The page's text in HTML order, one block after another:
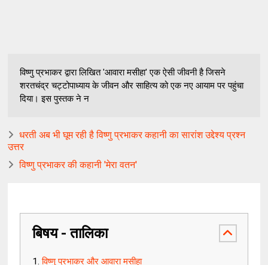
विष्णु प्रभाकर द्वारा लिखित 'आवारा मसीहा' एक ऐसी जीवनी है जिसने
शरतचंद्र चट्टोपाध्याय के जीवन और साहित्य को एक नए आयाम पर पहुंचा
दिया। इस पुस्तक ने न
धरती अब भी घूम रही है विष्णु प्रभाकर कहानी का सारांश उद्देश्य प्रश्न
उत्तर
विष्णु प्रभाकर की कहानी 'मेरा वतन'
बिषय - तालिका
विष्णु प्रभाकर और आवारा मसीहा